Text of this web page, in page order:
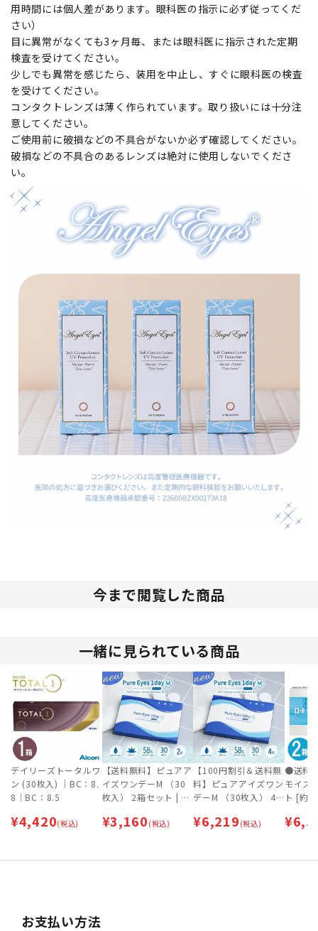
用時間には個人差があります。眼科医の指示に必ず従ってくだ
さい）
目に異常がなくても3ヶ月毎、または眼科医に指示された定期
検査を受けてください。
少しでも異常を感じたら、装用を中止し、すぐに眼科医の検査
を受けてください。
コンタクトレンズは薄く作られています。取り扱いには十分注
意してください。
ご使用前に破損などの不具合がないか必ず確認してください。
破損などの不具合のあるレンズは絶対に使用しないでくださ
い。
今まで閲覧した商品
一緒に見られている商品
デイリーズトータルワ
ン (30枚入) ｜BC：8.
8｜BC：8.5
¥4,420(税込)
【送料無料】ピュアア
イズワンデーM （30
枚入） 2箱セット | 1
ー 【ネコポス専用
¥3,160 (税込)
【100円割引＆送料無
料】ピュアアイズワン
デーM （30枚入） 4
イプ | ワンデー 【ネ
¥6,219 (税込)
●送料
モイス
ト [約3
¥
お支払い方法